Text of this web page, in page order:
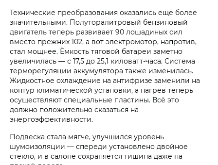
Технические преобразования оказались ещё более
значительными. Полуторалитровый бензиновый
двигатель теперь развивает 90 лошадиных сил
вместо прежних 102, а вот электромотор, напротив,
стал мощнее. Ёмкость тяговой батареи заметно
увеличилась — с 17,5 до 25,1 киловатт-часа. Система
терморегуляции аккумулятора также изменилась.
Жидкостное охлаждение на антифризе заменили на
контур климатической установки, а нагрев теперь
осуществляют специальные пластины. Всё это
должно положительно сказаться на
энергоэффективности.
Подвеска стала мягче, улучшился уровень
шумоизоляции — спереди установлено двойное
стекло, и в салоне сохраняется тишина даже на